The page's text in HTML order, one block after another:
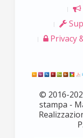
Privacy
© 2016-
stampa -